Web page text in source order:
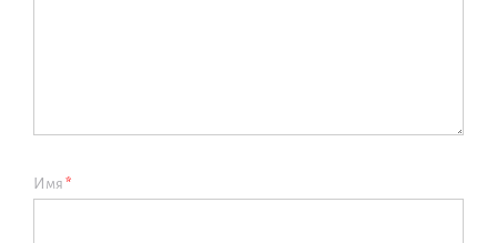
Имя *